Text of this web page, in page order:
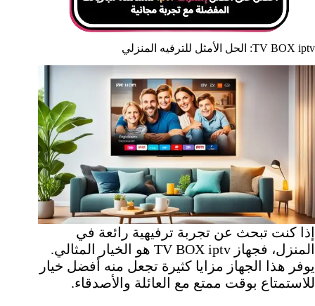
TV BOX iptv: الحل الأمثل للترفيه المنزلي
إذا كنت تبحث عن تجربة ترفيهية رائعة في
المنزل، فجهاز TV BOX iptv هو الخيار المثالي.
يوفر هذا الجهاز مزايا كثيرة تجعل منه أفضل خيار
للاستمتاع بوقت ممتع مع العائلة والأصدقاء.